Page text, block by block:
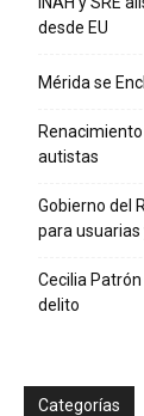
desde EU
Mérida se
autistas
Gobierno del
para usuarias
Cecilia
delito
Categorías